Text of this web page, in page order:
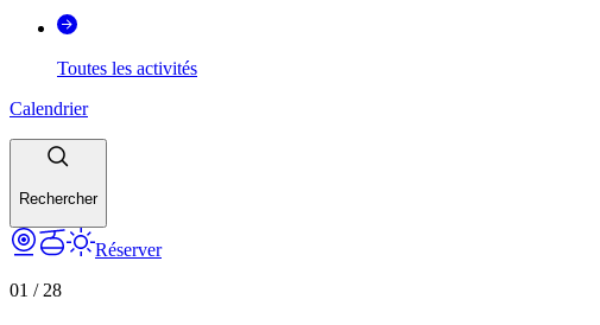
Toutes les activités
Calendrier
Rechercher
Réserver
01 / 28